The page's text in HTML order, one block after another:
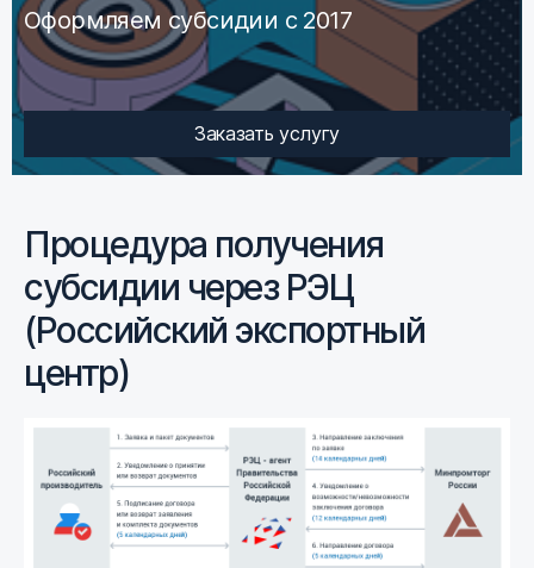
Оформляем субсидии с 2017
Заказать услугу
Процедура получения
субсидии через РЭЦ
(Российский экспортный
центр)